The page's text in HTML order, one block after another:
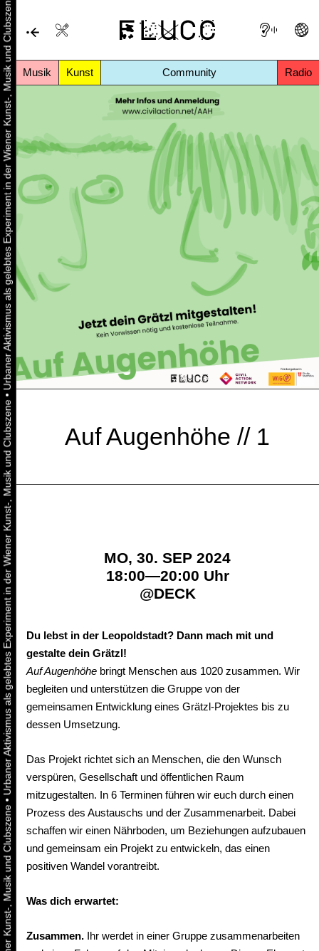
Musik Kunst Community Radio
•
Urbaner Aktivismus als gelebtes Experiment in der Wiener Kunst-, Musik und Clubszene
•
Urbaner Aktivismus als gelebtes Experiment in der Wiener Kunst-, Musik und Clubszene
Auf Augenhöhe // 1
MO, 30. SEP 2024
18:00—20:00 Uhr
@DECK
Du lebst in der Leopoldstadt? Dann mach mit und
gestalte dein Grätzl!
Auf Augenhöhe bringt Menschen aus 1020 zusammen. Wir
begleiten und unterstützen die Gruppe von der
gemeinsamen Entwicklung eines Grätzl-Projektes bis zu
dessen Umsetzung.
Das Projekt richtet sich an Menschen, die den Wunsch
verspüren, Gesellschaft und öffentlichen Raum
mitzugestalten. In 6 Terminen führen wir euch durch einen
Prozess des Austauschs und der Zusammenarbeit. Dabei
schaffen wir einen Nährboden, um Beziehungen aufzubauen
und gemeinsam ein Projekt zu entwickeln, das einen
positiven Wandel vorantreibt.
Was dich erwartet:
Zusammen. Ihr werdet in einer Gruppe zusammenarbeiten